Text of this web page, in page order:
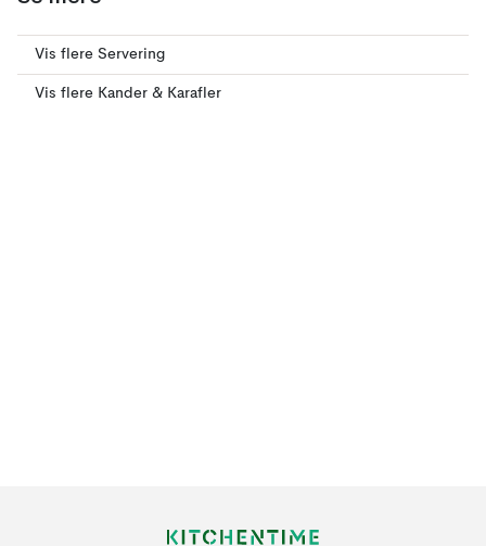
Vis flere Servering
Vis flere Kander & Karafler